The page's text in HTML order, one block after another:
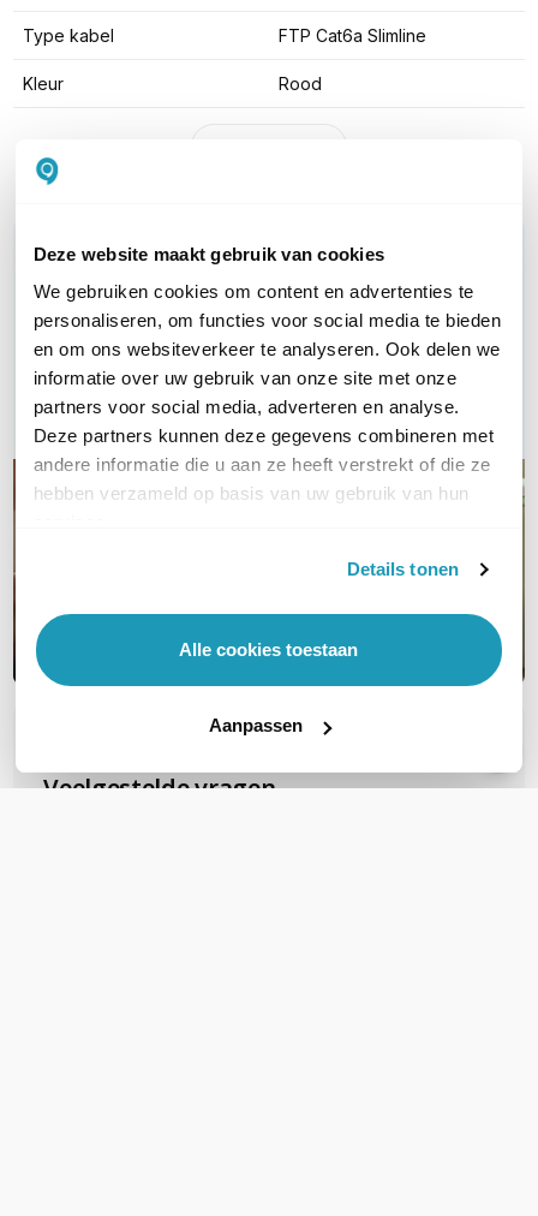
Deze website maakt gebruik van cookies
We gebruiken cookies om content en advertenties te
personaliseren, om functies voor social media te bieden
en om ons websiteverkeer te analyseren. Ook delen we
informatie over uw gebruik van onze site met onze
partners voor social media, adverteren en analyse.
Deze partners kunnen deze gegevens combineren met
andere informatie die u aan ze heeft verstrekt of die ze
hebben verzameld op basis van uw gebruik van hun
Details tonen
Alle cookies toestaan
Aanpassen
Type kabel FTP Cat6a Slimline
Kleur Rood
WIL JIJ ADVIES OP MAAT?
Vraag het onze experts!
Bel ons
E-mail
Veelgestelde vragen